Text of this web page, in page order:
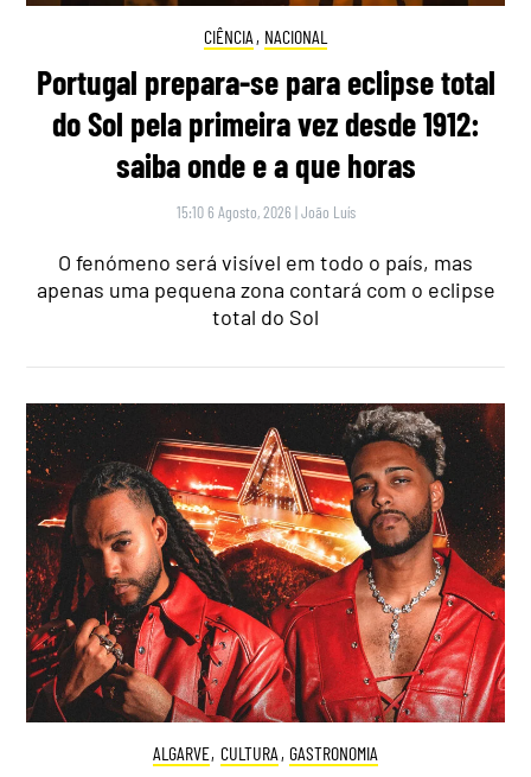
CIÊNCIA , NACIONAL
Portugal prepara-se para eclipse total
do Sol pela primeira vez desde 1912:
saiba onde e a que horas
15:10 6 Agosto, 2026 |João Luís
O fenómeno será visível em todo o país, mas
apenas uma pequena zona contará com o eclipse
total do Sol
ALGARVE, CULTURA , GASTRONOMIA